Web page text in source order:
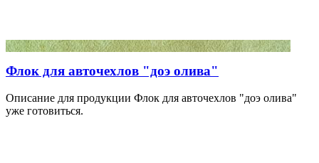
Флок для авточехлов "доэ олива"
Описание для продукции Флок для авточехлов "доэ олива"
уже готовиться.